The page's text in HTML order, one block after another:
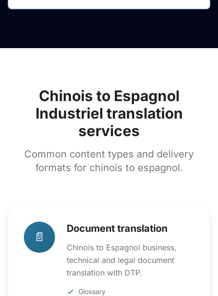
Chinois to Espagnol
Industriel translation
services
Common content types and delivery
formats for chinois to espagnol.
📄
Document translation
Chinois to Espagnol business,
technical and legal document
translation with DTP.
Glossary